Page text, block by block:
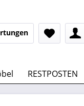
RESTPOSTEN